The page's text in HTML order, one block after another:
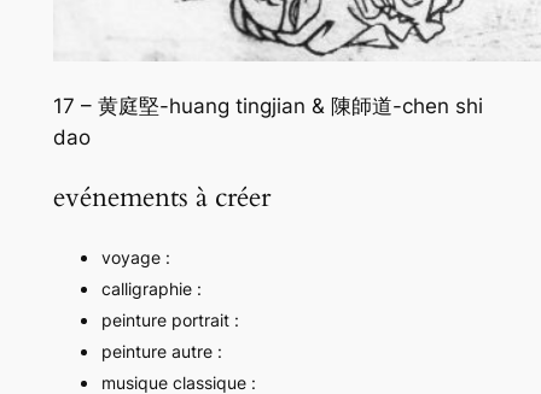
17 – 黄庭堅-huang tingjian & 陳師道-chen shi
dao
evénements à créer
voyage :
calligraphie :
peinture portrait :
peinture autre :
musique classique :